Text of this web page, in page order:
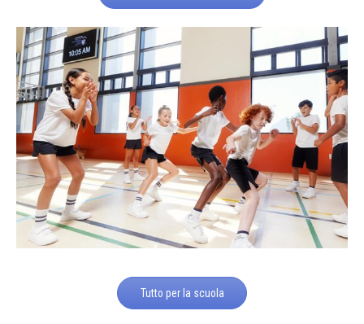
Tutto per la scuola